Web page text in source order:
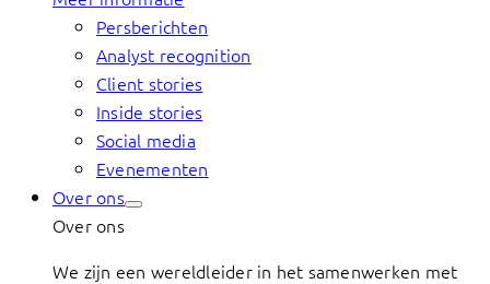
Persberichten
Analyst recognition
Client stories
Inside stories
Social media
Evenementen
Over ons
Over ons
We zijn een wereldleider in het samenwerken met